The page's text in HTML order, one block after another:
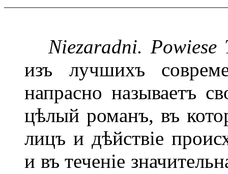
Niezaradni. Powiese
изъ лучшихъ
напрасно называетъ
цѣлый романъ, въ
лицъ и дѣйствіе
и въ теченіе